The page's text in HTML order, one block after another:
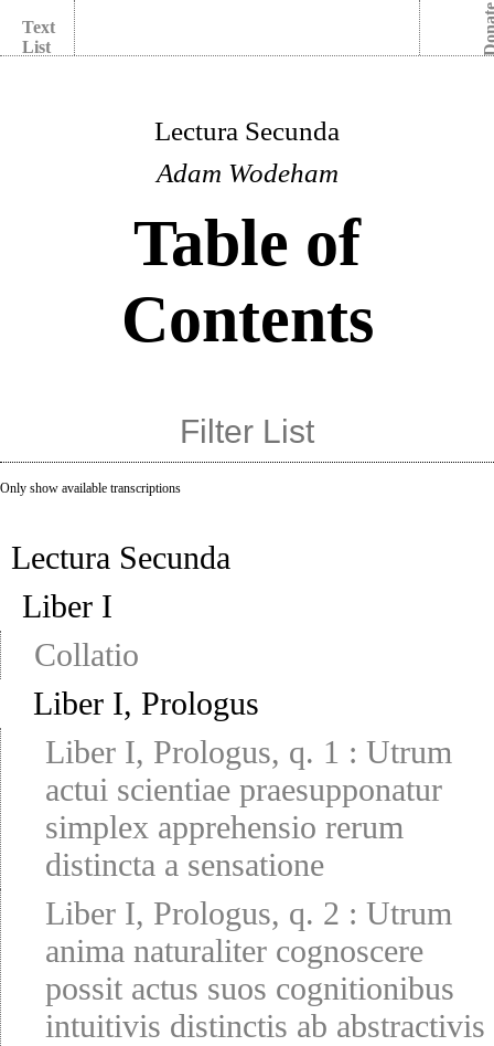
Text
List
Lectura Secunda
Adam Wodeham
Table of
Contents
Only show available transcriptions
Lectura Secunda
Liber I
Collatio
Liber I, Prologus
Liber I, Prologus, q. 1 : Utrum
actui scientiae praesupponatur
simplex apprehensio rerum
distincta a sensatione
Liber I, Prologus, q. 2 : Utrum
anima naturaliter cognoscere
possit actus suos cognitionibus
intuitivis distinctis ab abstractivis